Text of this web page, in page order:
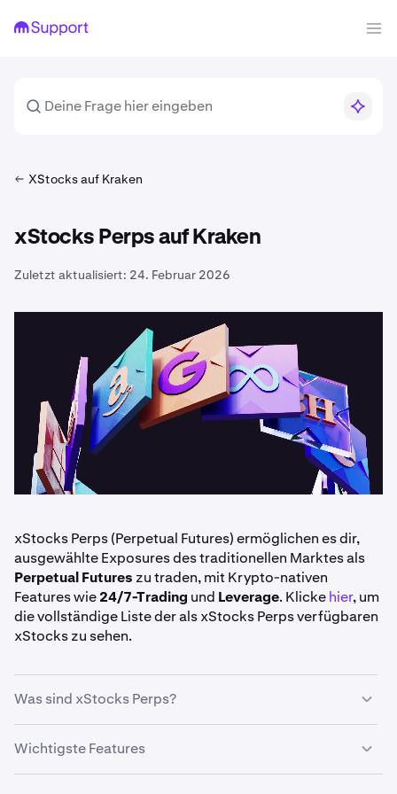
XStocks auf Kraken
xStocks Perps auf Kraken
Zuletzt aktualisiert: 24. Februar 2026
xStocks Perps (Perpetual Futures) ermöglichen es dir,
ausgewählte Exposures des traditionellen Marktes als
Perpetual Futures zu traden, mit Krypto-nativen
Features wie24/7-Trading und Leverage. Klickehier, um
die vollständige Liste der als xStocks Perps verfügbaren
xStocks zu sehen.
Was sind xStocks Perps?
xStocks Perps sind
den Preis bestimmter wichtiger Markt-Benchmarks
verfolgen, wie zum Beispiel:
Wichtigste Features